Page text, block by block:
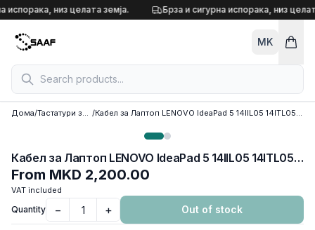
Skip to content
испорака, низ целата земја. Брза и сигурна испорака, низ
MK
Дома/ Тастатури за лаптоп / Кабел за Лаптоп LENOVO IdeaPad 5 14IIL05 14ITL05 Flex 5 14ARE05 5-14IIL05
Кабел за Лаптоп LENOVO IdeaPad 5 14IIL05 14ITL05 Flex 5 14ARE05 5-14IIL05
From MKD 2,200.00
VAT included
Quantity − + Out of stock